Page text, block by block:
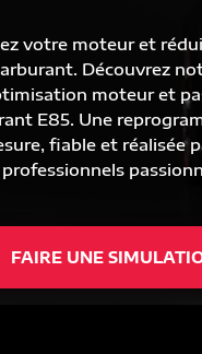
votre moteur et
Découvrez
moteur et
E85. Une
fiable et réalisée
professionnels
FAIRE UNE